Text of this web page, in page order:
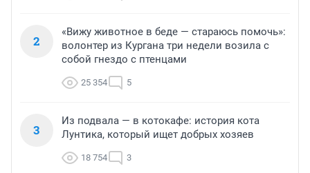
2
«Вижу животное в беде — стараюсь помочь»:
волонтер из Кургана три недели возила с
собой гнездо с птенцами
25 354 5
3
Из подвала — в котокафе: история кота
Лунтика, который ищет добрых хозяев
18 754 3